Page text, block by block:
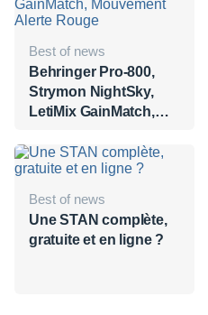
Best of news
Behringer Pro-800,
Strymon NightSky,
LetiMix GainMatch,
Rouge
Best of news
Une STAN complète,
gratuite et en ligne ?